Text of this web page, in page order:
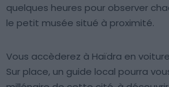
quelques heures pour observer
le petit musée situé à proximité.
Vous accèderez à Haïdra en
Sur place, un guide local pourra